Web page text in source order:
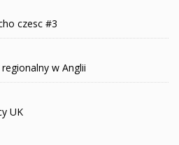
czesc #3
w Anglii
UK